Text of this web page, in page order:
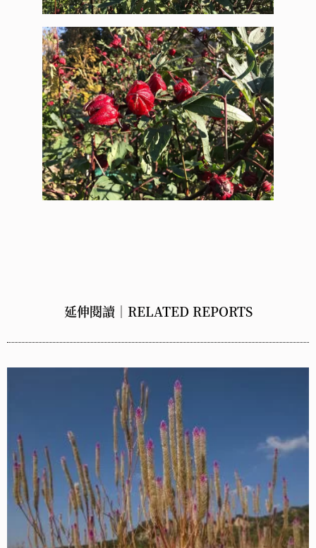
延伸閱讀｜RELATED REPORTS